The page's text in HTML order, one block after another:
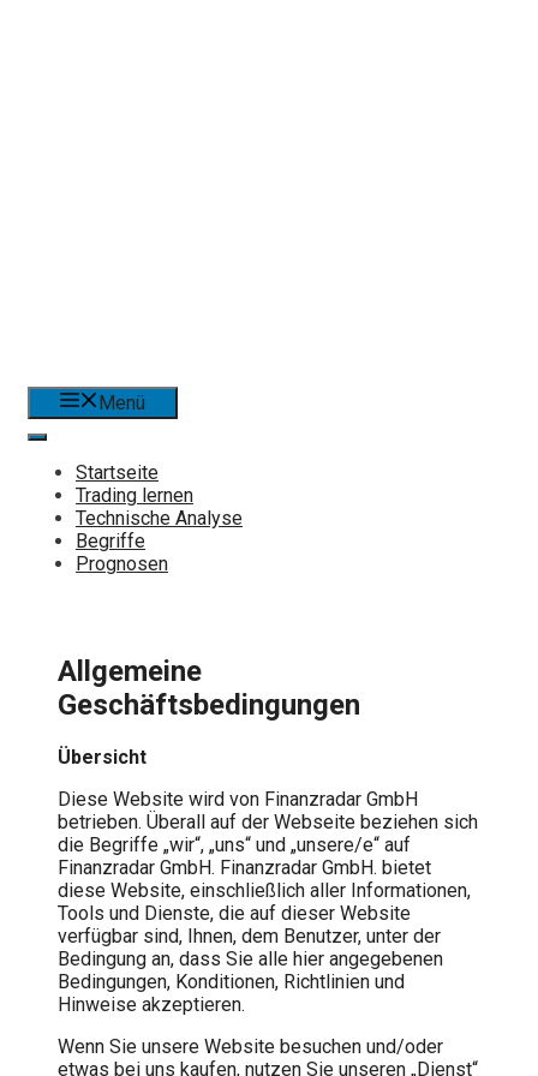
Menü
Startseite
Trading lernen
Technische Analyse
Begriffe
Prognosen
Allgemeine
Geschäftsbedingungen
Übersicht
Diese Website wird von Finanzradar GmbH
betrieben. Überall auf der Webseite beziehen sich
die Begriffe „wir“, „uns“ und „unsere/e“ auf
Finanzradar GmbH. Finanzradar GmbH. bietet
diese Website, einschließlich aller Informationen,
Tools und Dienste, die auf dieser Website
verfügbar sind, Ihnen, dem Benutzer, unter der
Bedingung an, dass Sie alle hier angegebenen
Bedingungen, Konditionen, Richtlinien und
Hinweise akzeptieren.
Wenn Sie unsere Website besuchen und/oder
etwas bei uns kaufen, nutzen Sie unseren „Dienst“